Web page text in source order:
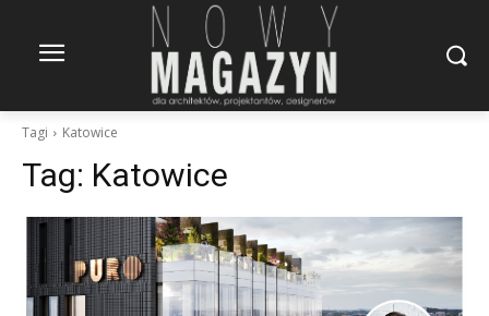
Tagi Katowice
Tag: Katowice